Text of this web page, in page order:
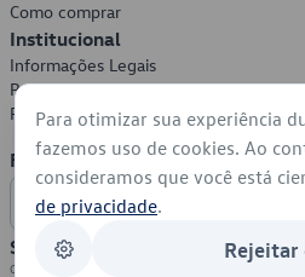
Como comprar
Institucional
Informações Legais
Política de Privacidade
Política de Cookies
Formas de Pagamento
Segurança
Para otimizar sua experiência
fazemos uso de cookies. Ao
consideramos que você está
de privacidade.
Rejeitar